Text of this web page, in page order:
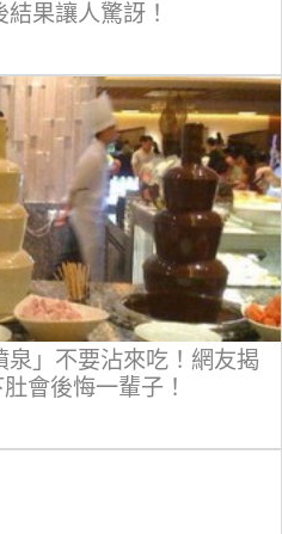
果讓人驚訝！
」不要沾來吃！網友揭
會後悔一輩子！